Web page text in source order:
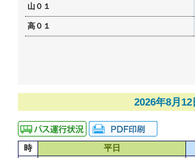
山０１
高０１
2026年8月
時 平日